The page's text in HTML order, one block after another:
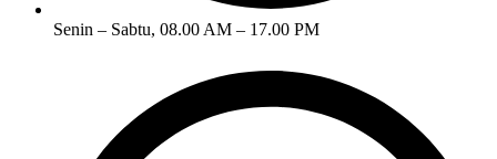
Senin – Sabtu, 08.00 AM – 17.00 PM